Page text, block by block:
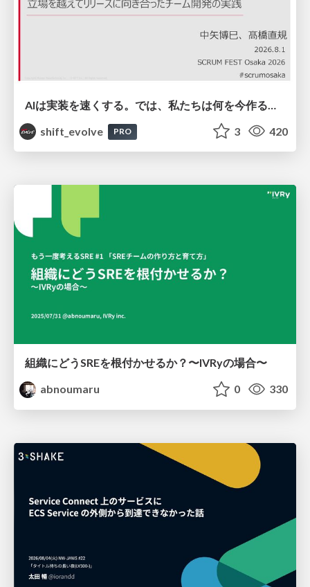
shift_evolve
PRO 3 420
組織にどうSREを根付かせるか？〜IVRyの場合〜
abnoumaru
0 330